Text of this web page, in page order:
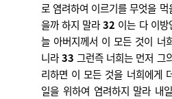
로 염려하여 이르기를 무엇을
을까 하지 말라32 이는 다 이방
늘 아버지께서 이 모든 것이 너
니라33 그런즉 너희는 먼저 그
리하면 이 모든 것을 너희에게
일을 위하여 염려하지 말라 내